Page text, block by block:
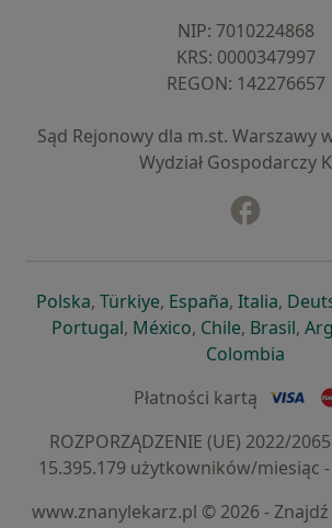
NIP: ⁠7010224868
KRS: ⁠0000347997
REGON: ⁠142276657
Sąd Rejonowy dla m.st. Warszawy
Wydział Gospodarczy
Polskaotwiera się w nowej karcie
, Türkiyeotwiera się w nowej
, Españaotwiera się
, Italia,
Portugalotwiera się w nowej
, Méxicootwiera się w
, Chileotwiera się
, Brasil,
Colombia
Płatności kartą
ROZPORZĄDZENIE (UE) 2022/
15.395.179 użytkowników/miesiąc
www.znanylekarz.pl © 2026 -